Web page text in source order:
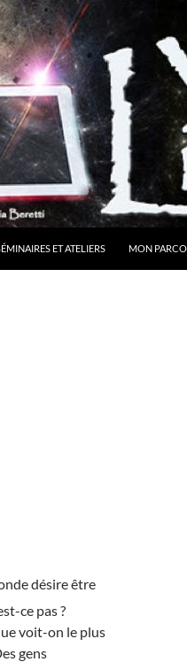
ET ATELIERS MON
désire être
ce pas ?
voit-on le plus
gens